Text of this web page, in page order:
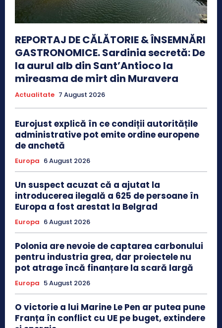
REPORTAJ DE CĂLĂTORIE & ÎNSEMNĂRI
GASTRONOMICE. Sardinia secretă: De
la aurul alb din Sant’Antioco la
mireasma de mirt din Muravera
Actualitate 7 August 2026
Eurojust explică în ce condiții autoritățile
administrative pot emite ordine europene
de anchetă
Europa 6 August 2026
Un suspect acuzat că a ajutat la
introducerea ilegală a 625 de persoane în
Europa a fost arestat la Belgrad
Europa 6 August 2026
Polonia are nevoie de captarea carbonului
pentru industria grea, dar proiectele nu
pot atrage încă finanțare la scară largă
Europa 5 August 2026
O victorie a lui Marine Le Pen ar putea pune
Franța în conflict cu UE pe buget, extindere